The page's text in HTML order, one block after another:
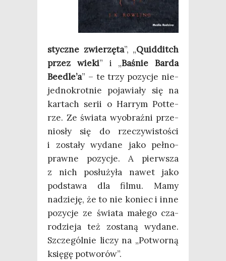
stycz­ne zwie­rzę­ta”, „Quid­ditch
przez wie­ki” i „Baśnie Bar­da
Beedle’a” – te trzy pozy­cje nie­
jed­no­krot­nie poja­wia­ły się na
kar­tach serii o Har­rym Pot­te­
rze. Ze świa­ta wyobraź­ni prze­
nio­sły się do rze­czy­wi­sto­ści
i zosta­ły wyda­ne jako peł­no­
praw­ne pozy­cje. A pierw­sza
z nich posłu­ży­ła nawet jako
pod­sta­wa dla fil­mu. Mamy
nadzie­ję, że to nie koniec i inne
pozy­cje ze świa­ta małe­go cza­
ro­dzie­ja też zosta­ną wyda­ne.
Szcze­gól­nie liczy na „Potwor­ną
księ­gę potworów”.